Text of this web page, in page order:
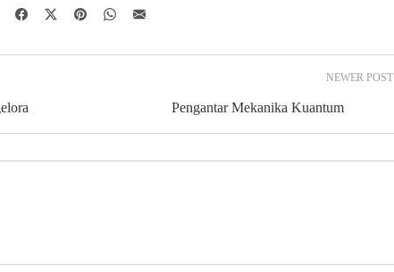
NEWER POST
Pengantar Mekanika Kuantum